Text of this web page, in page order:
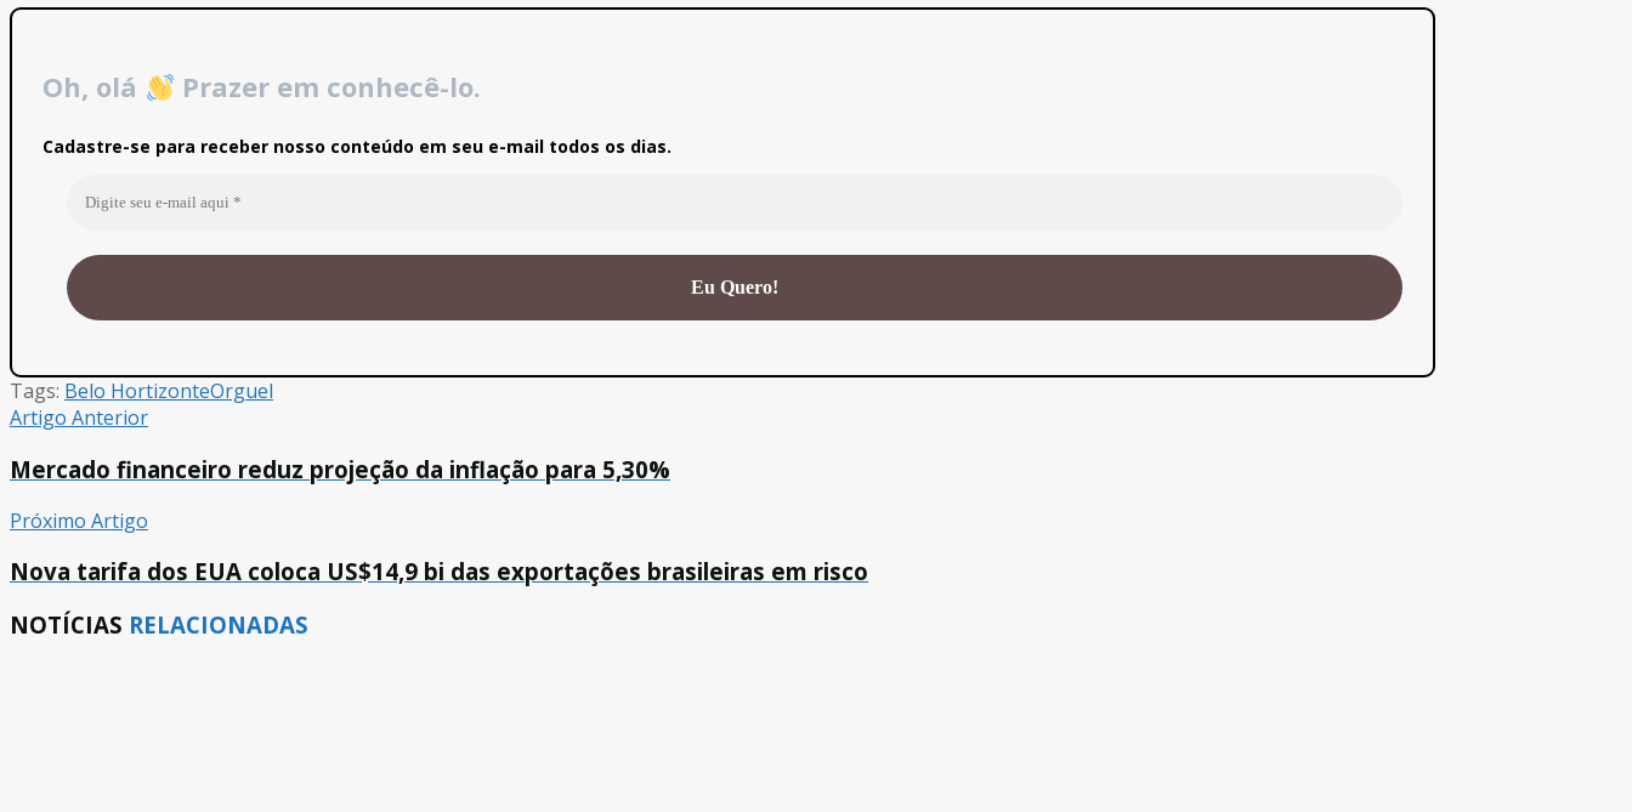
Oh, olá Prazer em conhecê-lo.
Cadastre-se para receber nosso conteúdo em seu e-mail todos os dias.
Tags: Belo HortizonteOrguel
Artigo Anterior
Mercado financeiro reduz projeção da inflação para 5,30%
Próximo Artigo
Nova tarifa dos EUA coloca US$14,9 bi das exportações brasileiras em risco
NOTÍCIAS RELACIONADAS